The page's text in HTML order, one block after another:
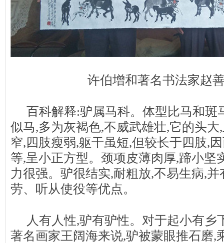
许伯增和著名书法家赵
百科解释:驴属马科。体型比马和斑
似马,多为灰褐色,不威武雄壮,它的头大
窄,四肢瘦弱,躯干虽短,但较长于四肢,
等,呈小正方型。颈项皮薄肉厚,蹄小坚
力很强。驴很结实,耐粗放,不易生病,
劳、听从使役等优点。
人有人性,驴有驴性。对于起小有乡
著名画家王阔海来说,驴被蒙眼推石磨,